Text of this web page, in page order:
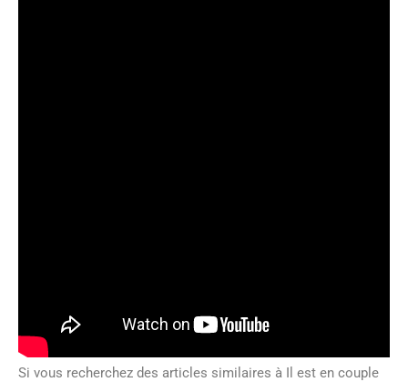
Si vous recherchez des articles similaires à Il est en couple